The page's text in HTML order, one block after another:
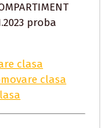
proba
clasa
clasa